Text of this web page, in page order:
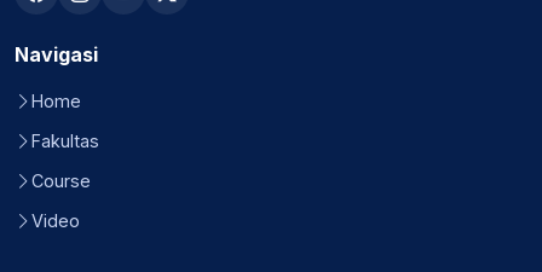
Navigasi
Home
Fakultas
Course
Video